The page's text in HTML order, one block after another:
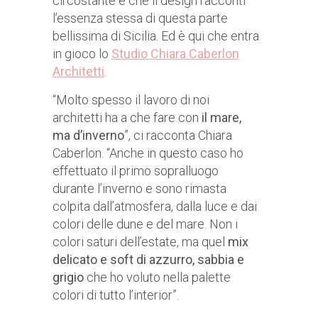
l’essenza stessa di questa parte
bellissima di Sicilia. Ed è qui che entra
in gioco lo Studio Chiara Caberlon
Architetti
“Molto spesso il lavoro di noi
architetti ha a che fare con il mare,
ma d’inverno”, ci racconta Chiara
Caberlon. “Anche in questo caso ho
effettuato il primo sopralluogo
durante l’inverno e sono rimasta
colpita dall’atmosfera, dalla luce e dai
colori delle dune e del mare. Non i
colori saturi dell’estate, ma quel mix
delicato e soft di azzurro, sabbia e
grigio che ho voluto nella palette
colori di tutto l’interior”.